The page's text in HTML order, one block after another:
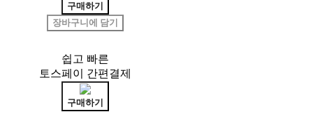
구매하기
장바구니에 담기
쉽고 빠른
토스페이 간편결제
구매하기